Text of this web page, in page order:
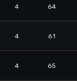
4 64
4 61
4 65